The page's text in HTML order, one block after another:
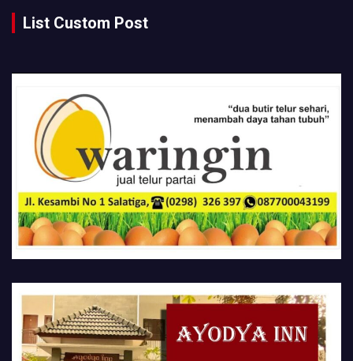
List Custom Post